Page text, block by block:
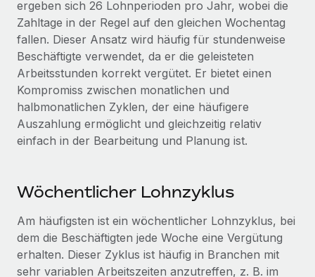
ergeben sich 26 Lohnperioden pro Jahr, wobei die
Zahltage in der Regel auf den gleichen Wochentag
fallen. Dieser Ansatz wird häufig für stundenweise
Beschäftigte verwendet, da er die geleisteten
Arbeitsstunden korrekt vergütet. Er bietet einen
Kompromiss zwischen monatlichen und
halbmonatlichen Zyklen, der eine häufigere
Auszahlung ermöglicht und gleichzeitig relativ
einfach in der Bearbeitung und Planung ist.
Wöchentlicher Lohnzyklus
Am häufigsten ist ein wöchentlicher Lohnzyklus, bei
dem die Beschäftigten jede Woche eine Vergütung
erhalten. Dieser Zyklus ist häufig in Branchen mit
sehr variablen Arbeitszeiten anzutreffen, z. B. im